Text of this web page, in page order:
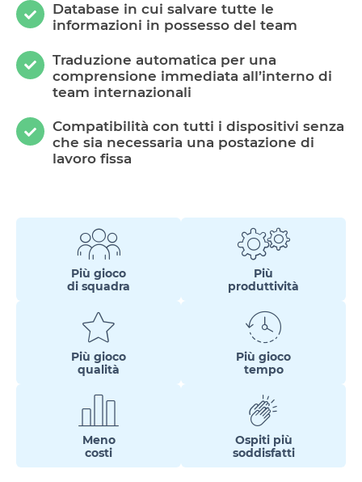
Database in cui salvare tutte le
informazioni in possesso del team
Traduzione automatica per una
comprensione immediata all’interno di
team internazionali
Compatibilità con tutti i dispositivi senza
che sia necessaria una postazione di
lavoro fissa
Più gioco
di squadra
Più
produttività
Più gioco
qualità
Più gioco
tempo
Meno
costi
Ospiti più
soddisfatti